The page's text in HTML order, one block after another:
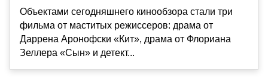
Объектами сегодняшнего кинообзора стали три
фильма от маститых режиссеров: драма от
Даррена Аронофски «Кит», драма от Флориана
Зеллера «Сын» и детект...